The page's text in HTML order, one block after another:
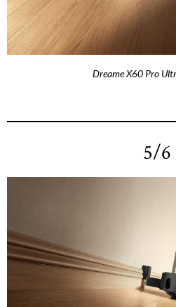
Dreame X60 Pro
5/6